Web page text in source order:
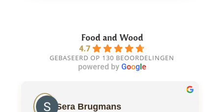
Food and Wood
4.7
GEBASEERD OP 130 BEOORDELINGEN
powered by Googl e
Sera Brugmans